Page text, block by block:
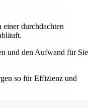
durchdachten
und den Aufwand für Sie
so für Effizienz und